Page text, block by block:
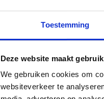
Toestemming
Deze website maakt
We gebruiken cookies om
websiteverkeer te
Aangepaste
op zaterdag.
Afsluiting